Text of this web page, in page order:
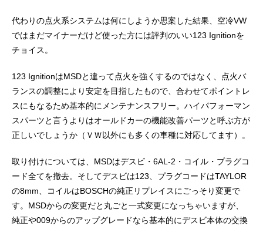
代わりの点火系システムは何にしようか思案した結果、空冷VW
ではまだマイナーだけど使った方には評判のいい123 Ignitionを
チョイス。
123 IgnitionはMSDと違って点火を強くするのではなく、点火バ
ランスの調整により安定を目指したもので、合わせてポイントレ
スにもなるため基本的にメンテナンスフリー。ハイパフォーマン
スパーツと言うよりはオールドカーの機能改善パーツと呼ぶ方が
正しいでしょうか（ＶＷ以外にも多くの車種に対応してます）。
取り付けについては、MSDはデスビ・6AL-2・コイル・プラグコ
ード全てを撤去。そしてデスビは123、プラグコードはTAYLOR
の8mm、コイルはBOSCHの純正リプレイスにごっそり変更で
す。MSDからの変更だと丸ごと一式変更になっちゃいますが、
純正や009からのアップグレードなら基本的にデスビ本体の交換